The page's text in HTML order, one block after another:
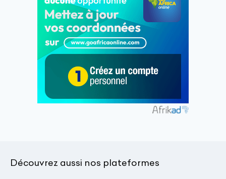
Découvrez aussi nos plateformes